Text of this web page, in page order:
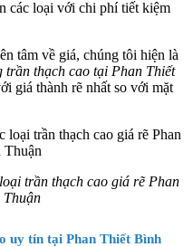
các loại với chi phí tiết kiệm
tâm về giá, chúng tôi hiện là
trần thạch cao tại Phan Thiết
giá thành rẽ nhất so với mặt
trần thạch cao giá rẽ Phan
Thuận
uy tín tại Phan Thiết Bình